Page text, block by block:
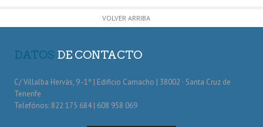
VOLVER ARRIBA
DATOS DE CONTACTO
C/ Villalba Hervás, 9 -1º | Edificio Camacho | 38002 · Santa Cruz de
Tenerife
Telefónos: 822 175 684 | 608 958 069